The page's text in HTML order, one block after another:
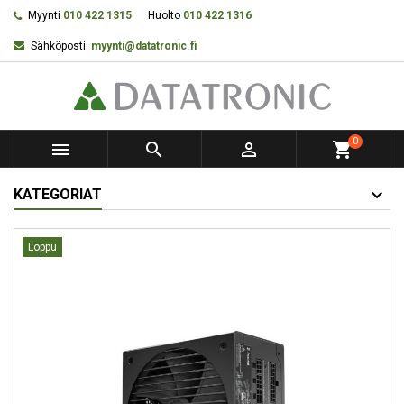
Myynti 010 422 1315 Huolto 010 422 1316
Sähköposti: myynti@datatronic.fi
   shopping_cart0
KATEGORIAT
Loppu